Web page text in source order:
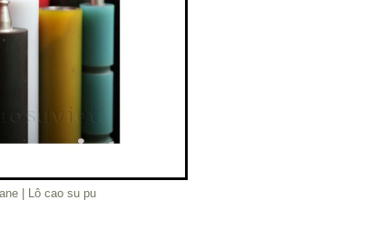
| Lô cao su pu